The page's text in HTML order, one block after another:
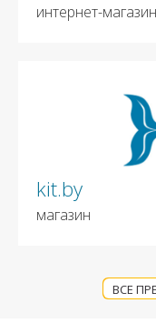
интернет-магазин
kit.by
магазин
ВСЕ